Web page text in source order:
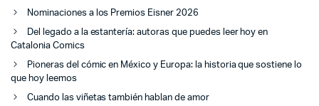
Nominaciones a los Premios Eisner 2026
Del legado a la estantería: autoras que puedes leer hoy en
Catalonia Comics
Pioneras del cómic en México y Europa: la historia que sostiene lo
que hoy leemos
Cuando las viñetas también hablan de amor